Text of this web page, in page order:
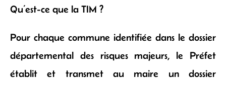
Qu’est-ce que la TIM ?
Pour chaque commune identifiée dans le dossier
départemental des risques majeurs, le Préfet
établit et transmet au maire un dossier